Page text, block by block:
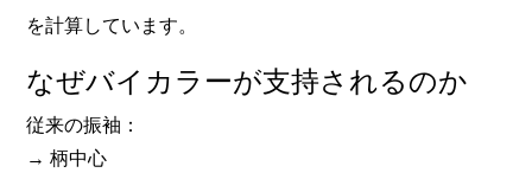
を計算しています。
なぜバイカラーが支持されるのか
従来の振袖：
→ 柄中心